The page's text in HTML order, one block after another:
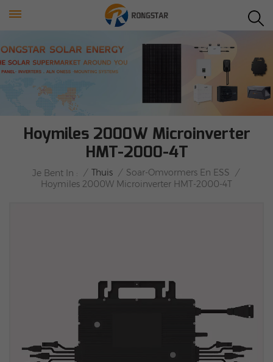
Hoymiles 2000W Microinverter
HMT-2000-4T
Je Bent In : / Thuis / Soar-Omvormers En ESS
/
Hoymiles 2000W Microinverter HMT-2000-4T